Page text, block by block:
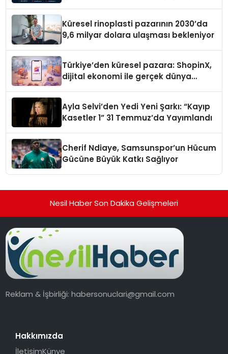
Küresel rinoplasti pazarının 2030’da
9,6 milyar dolara ulaşması bekleniyor
Türkiye’den küresel pazara: ShopinX,
dijital ekonomi ile gerçek dünya
Ayla Selvi’den Yedi Yeni Şarkı: “Kayıp
Kasetler 1” 31 Temmuz’da Yayımlandı
Cherif Ndiaye, Samsunspor’un Hücum
Gücüne Büyük Katkı Sağlıyor
Nesil Haber Son Dakika Gelişmeleri
Reklam & İşbirliği:habersonuclari@gmail.com
Hakkımızda
İletişimKünye